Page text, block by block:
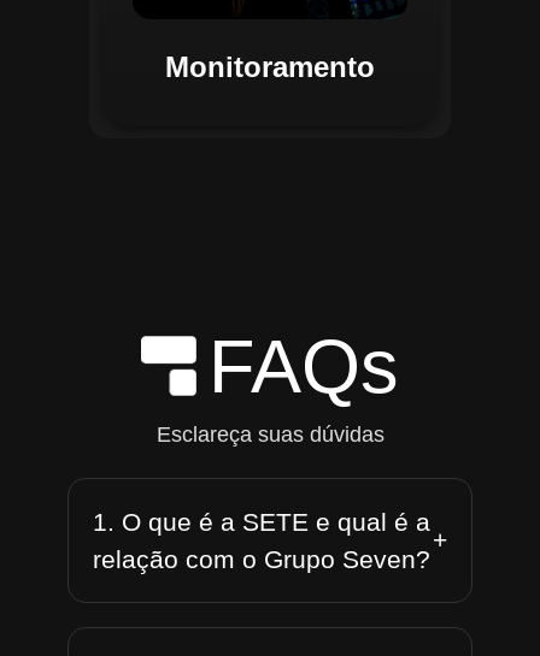
Monitoramento
FAQs
Esclareça suas dúvidas
1. O que é a SETE e qual é a
relação com o Grupo Seven?
+